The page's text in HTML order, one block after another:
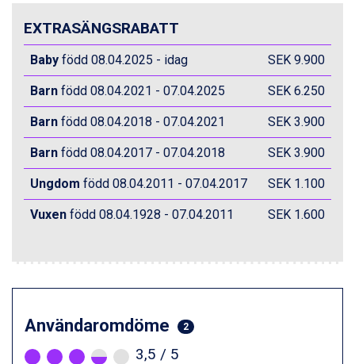
St. Anton från 11.245 kr.
Canazei från 7.195 kr.
Livigno från 5.595 kr.
Ponte di Legno från 7.395 kr.
Sauze dOulx från 6.145 kr.
Alleghe från 8.545 kr.
Bad Gastein från 6.295 kr.
Arabba från 11.045 kr.
La Thuile från 7.045 kr.
Cervinia från 8.245 kr.
Saalbach från 9.445 kr.
Fieberbrunn från 9.645 kr.
Ischgl från 11.295 kr.
Wagrain från 7.095 kr.
EXTRASÄNGSRABATT
Baby född 08.04.2025 - idag SEK 9.900
Barn född 08.04.2021 - 07.04.2025 SEK 6.250
Barn född 08.04.2018 - 07.04.2021 SEK 3.900
Barn född 08.04.2017 - 07.04.2018 SEK 3.900
Ungdom född 08.04.2011 - 07.04.2017 SEK 1.100
Vuxen född 08.04.1928 - 07.04.2011 SEK 1.600
Användaromdöme 2
3,5 / 5